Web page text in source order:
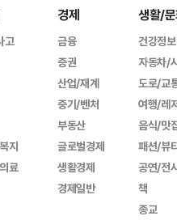
고
지
료
경제
금융
증권
산업/재계
중기/벤처
부동산
글로벌경제
생활경제
경제일반
생활/
건강정보
자동차/
도로/교
여행/레
음식/맛
패션/뷰
공연/전
책
종교